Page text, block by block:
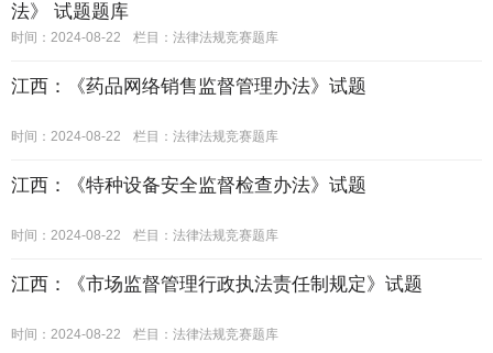
法》 试题题库
时间：2024-08-22 栏目： 法律法规竞赛题库
江西：《药品网络销售监督管理办法》试题
时间：2024-08-22 栏目： 法律法规竞赛题库
江西：《特种设备安全监督检查办法》试题
时间：2024-08-22 栏目： 法律法规竞赛题库
江西：《市场监督管理行政执法责任制规定》试题
时间：2024-08-22 栏目： 法律法规竞赛题库